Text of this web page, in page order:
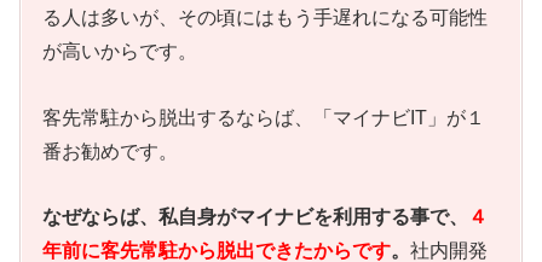
る人は多いが、その頃にはもう手遅れになる可能性
が高いからです。
客先常駐から脱出するならば、「マイナビIT」が１
番お勧めです。
なぜならば、私自身がマイナビを利用する事で、
４
年前に客先常駐から脱出できたからです。 社内開発